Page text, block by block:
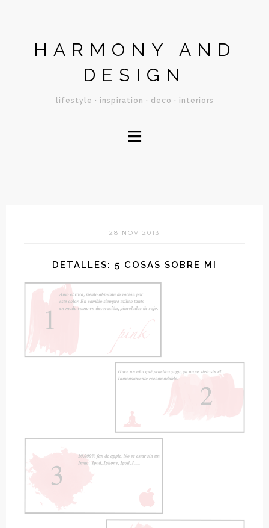
HARMONY AND
DESIGN
lifestyle · inspiration · deco · interiors
≡
28 NOV 2013
DETALLES: 5 COSAS SOBRE MI